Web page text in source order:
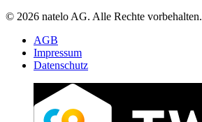
© 2026 natelo AG. Alle Rechte vorbehalten.
AGB
Impressum
Datenschutz